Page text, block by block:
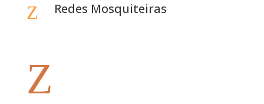
Z Redes Mosquiteiras
Z